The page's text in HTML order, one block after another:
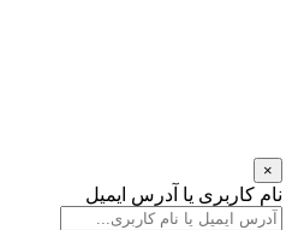
×
نام کاربری یا آدرس ایمیل